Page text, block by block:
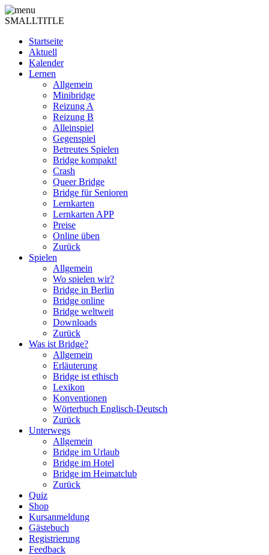
SMALLTITLE
Startseite
Aktuell
Kalender
Lernen
Allgemein
Minibridge
Reizung A
Reizung B
Alleinspiel
Gegenspiel
Betreutes Spielen
Bridge kompakt!
Crash
Queer Bridge
Bridge für Senioren
Lernkarten
Lernkarten APP
Preise
Online üben
Zurück
Spielen
Allgemein
Wo spielen wir?
Bridge in Berlin
Bridge online
Bridge weltweit
Downloads
Zurück
Was ist Bridge?
Allgemein
Erläuterung
Bridge ist ethisch
Lexikon
Konventionen
Wörterbuch Englisch-Deutsch
Zurück
Unterwegs
Allgemein
Bridge im Urlaub
Bridge im Hotel
Bridge im Heimatclub
Zurück
Quiz
Shop
Kursanmeldung
Gästebuch
Registrierung
Feedback